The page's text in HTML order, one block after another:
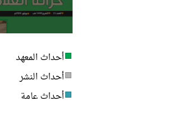
أحداث المعهد
أحداث النشر
أحداث عامة